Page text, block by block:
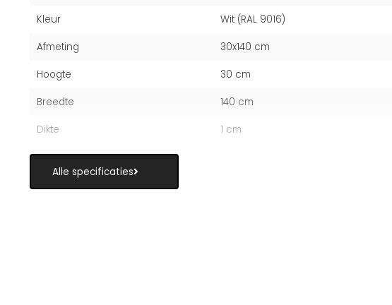
Kleur Wit (RAL 9016)
Afmeting 30x140 cm
Hoogte 30 cm
Breedte 140 cm
Dikte 1 cm
Alle specificaties